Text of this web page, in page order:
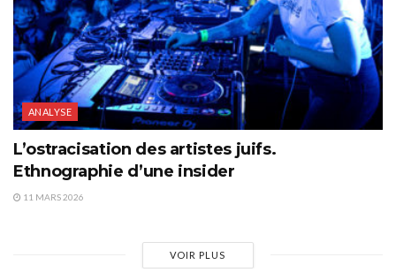
ANALYSE
L’ostracisation des artistes juifs.
Ethnographie d’une insider
11 MARS 2026
VOIR PLUS